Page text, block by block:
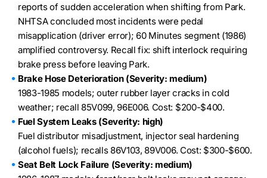
reports of sudden acceleration when shifting from Park.
NHTSA concluded most incidents were pedal
misapplication (driver error); 60 Minutes segment (1986)
amplified controversy. Recall fix: shift interlock requiring
brake press before leaving Park.
Brake Hose Deterioration (Severity: medium)
1983-1985 models; outer rubber layer cracks in cold
weather; recall 85V099, 96E006. Cost: $200-$400.
Fuel System Leaks (Severity: high)
Fuel distributor misadjustment, injector seal hardening
(alcohol fuels); recalls 86V103, 89V006. Cost: $300-$600.
Seat Belt Lock Failure (Severity: medium)